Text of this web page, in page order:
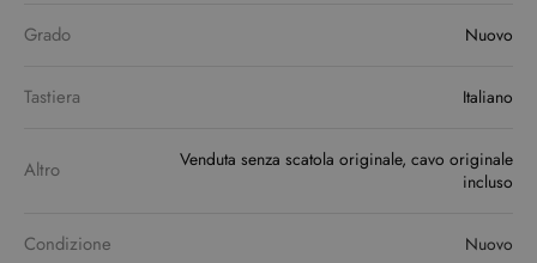
Grado Nuovo
Tastiera Italiano
Altro
Venduta senza scatola originale, cavo originale
incluso
Condizione Nuovo